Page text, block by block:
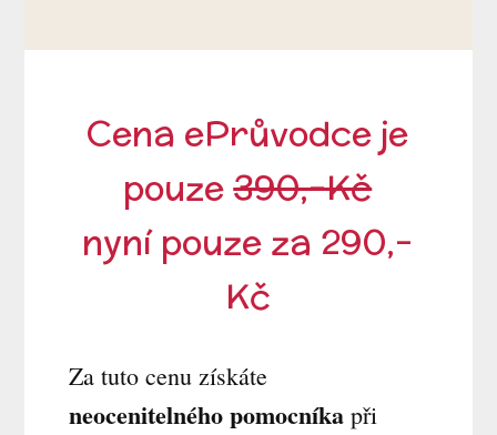
Cena ePrůvodce je
pouze390,-Kč
nyní pouze za 290,-
Kč
Za tuto cenu získáte
neocenitelného pomocníkapři